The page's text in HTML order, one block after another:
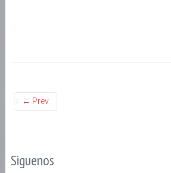
← Prev
Siguenos